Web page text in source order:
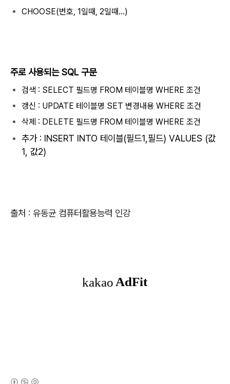
CHOOSE(번호, 1일때, 2일때...)
주로 사용되는 SQL 구문
검색 : SELECT 필드명 FROM 테이블명 WHERE 조건
갱신 : UPDATE 테이블명 SET 변경내용 WHERE 조건
삭제 : DELETE 필드명 FROM 테이블명 WHERE 조건
추가 : INSERT INTO 테이블(필드1,필드) VALUES (값
1, 값2)
출처 : 유동균 컴퓨터활용능력 인강